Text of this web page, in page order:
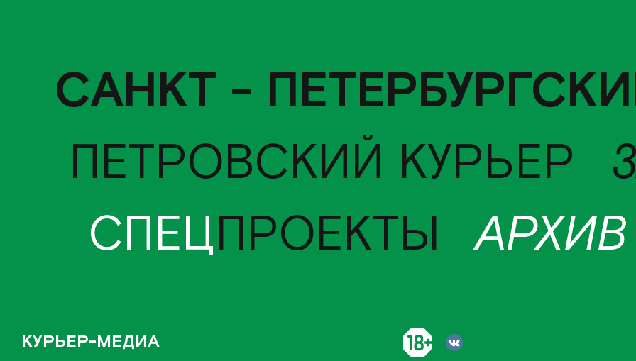
САНКТ -
ПЕТРОВСКИЙ КУРЬЕР
СПЕЦПРОЕКТЫ
КУРЬЕР-МЕДИА